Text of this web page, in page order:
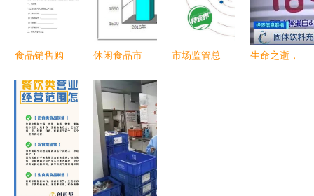
熟助力酒类
经营
市宏润食品
机械厂为
例）
食品销售购
（酒类经
营）
休闲食品市
2020年行
业发展前
景、趋势及
与烟草制品
的关联调查
市场监管总
生命之逝，